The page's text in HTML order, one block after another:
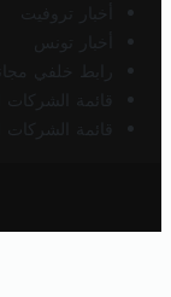
أخبار تروفيت
أخبار تونس
رابط خلفي
قائمة الشركات
قائمة الشركات